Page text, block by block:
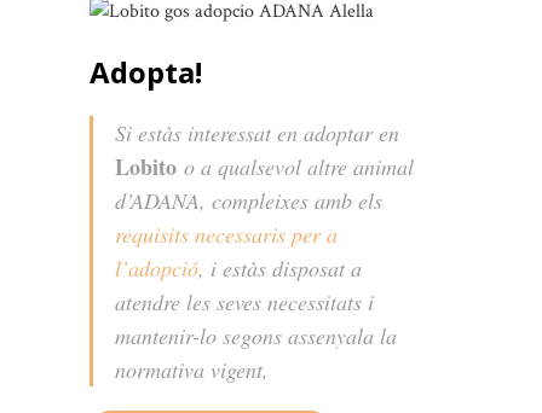
Adopta!
Si estàs interessat en adoptar en
Lobito o a qualsevol altre animal
d’ADANA, compleixes amb els
requisits necessaris per a
l’adopció, i estàs disposat a
atendre les seves necessitats i
mantenir-lo segons assenyala la
normativa vigent,